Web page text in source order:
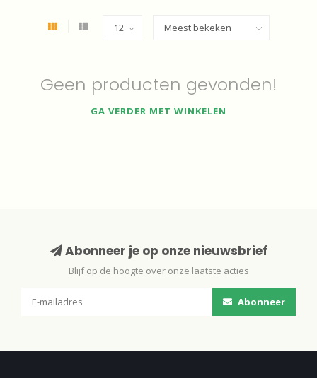
Geen producten gevonden!
GA VERDER MET WINKELEN
Abonneer je op onze nieuwsbrief
Blijf op de hoogte over onze laatste acties
Abonneer